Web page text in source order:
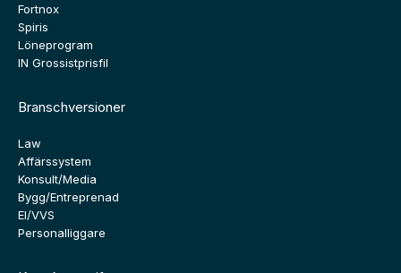
Fortnox
Spiris
Löneprogram
IN Grossistprisfil
Branschversioner
Law
Affärssystem
Konsult/Media
Bygg/Entreprenad
El/VVS
Personalliggare